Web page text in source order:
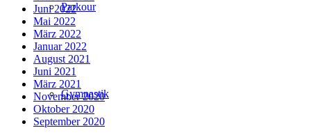
Parkour
Gymnastik
Juni 2022
Mai 2022
März 2022
Januar 2022
August 2021
Juni 2021
März 2021
November 2020
Oktober 2020
September 2020